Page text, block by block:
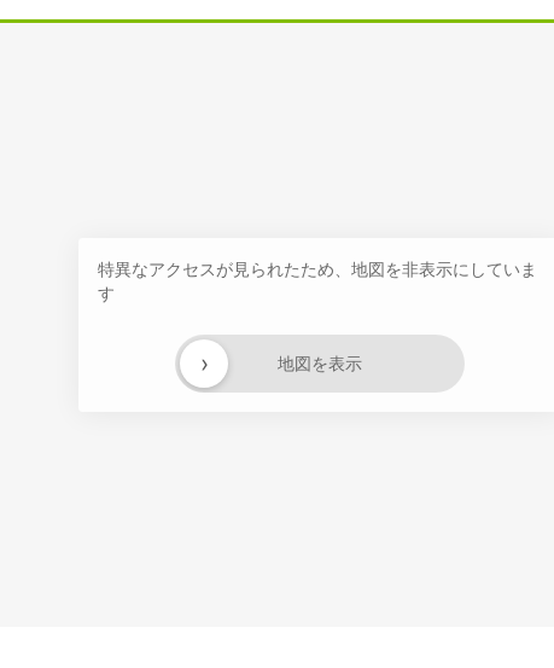
特異なアクセスが見られたため、地図を非表示にしていま
す
地図を表示
›